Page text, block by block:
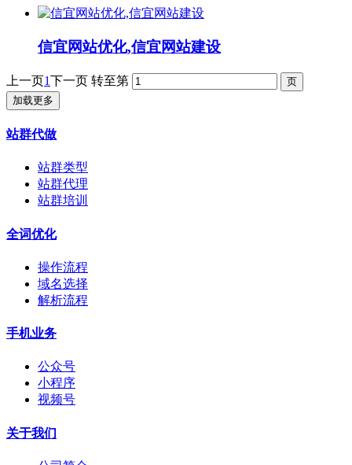
信宜网站优化,信宜网站建设
上一页1下一页 转至第
加载更多
站群代做
站群类型
站群代理
站群培训
全词优化
操作流程
域名选择
解析流程
手机业务
公众号
小程序
视频号
关于我们